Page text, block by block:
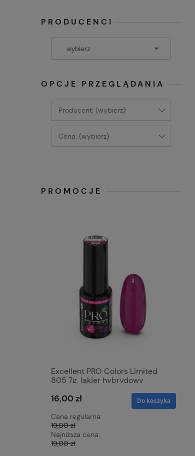
PRODUCENCI
OPCJE PRZEGLĄDANIA
Producent: (wybierz)
Cena: (wybierz)
PROMOCJE
Excellent PRO Colors Limited
805 7g, lakier hybrydowy
16,00 zł
Cena regularna:
19,00 zł
Najniższa cena:
19,00 zł
Do koszyka